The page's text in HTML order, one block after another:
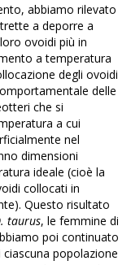
abbiamo rilevato
a deporre a
ovoidi più in
a temperatura
degli ovoidi
delle
che si
a cui
nel
dimensioni
ideale (cioè la
collocati in
Questo risultato
taurus, le femmine di
poi continuato
popolazione